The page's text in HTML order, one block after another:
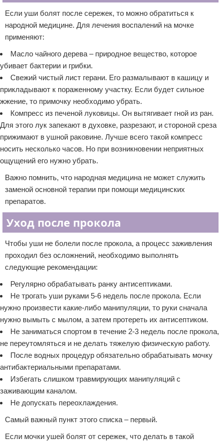
Если уши болят после сережек, то можно обратиться к
народной медицине. Для лечения воспалений на мочке
применяют:
Масло чайного дерева – природное вещество, которое
убивает бактерии и грибки.
Свежий чистый лист герани. Его размалывают в кашицу и
прикладывают к пораженному участку. Если будет сильное
жжение, то примочку необходимо убрать.
Компресс из печеной луковицы. Он вытягивает гной из ран.
Для этого лук запекают в духовке, разрезают, и стороной среза
прижимают в ушной раковине. Лучше всего такой компресс
носить несколько часов. Но при возникновении неприятных
ощущений его нужно убрать.
Важно помнить, что народная медицина не может служить
заменой основной терапии при помощи медицинских
препаратов.
Уход после прокола
Чтобы уши не болели после прокола, а процесс заживления
проходил без осложнений, необходимо выполнять
следующие рекомендации:
Регулярно обрабатывать ранку антисептиками.
Не трогать уши руками 5-6 недель после прокола. Если
нужно произвести какие-либо манипуляции, то руки сначала
нужно вымыть с мылом, а затем протереть их антисептиком.
Не заниматься спортом в течение 2-3 недель после прокола,
не переутомляться и не делать тяжелую физическую работу.
После водных процедур обязательно обрабатывать мочку
антибактериальными препаратами.
Избегать слишком травмирующих манипуляций с
заживающим каналом.
Не допускать переохлаждения.
Самый важный пункт этого списка – первый.
Если мочки ушей болят от сережек, что делать в такой